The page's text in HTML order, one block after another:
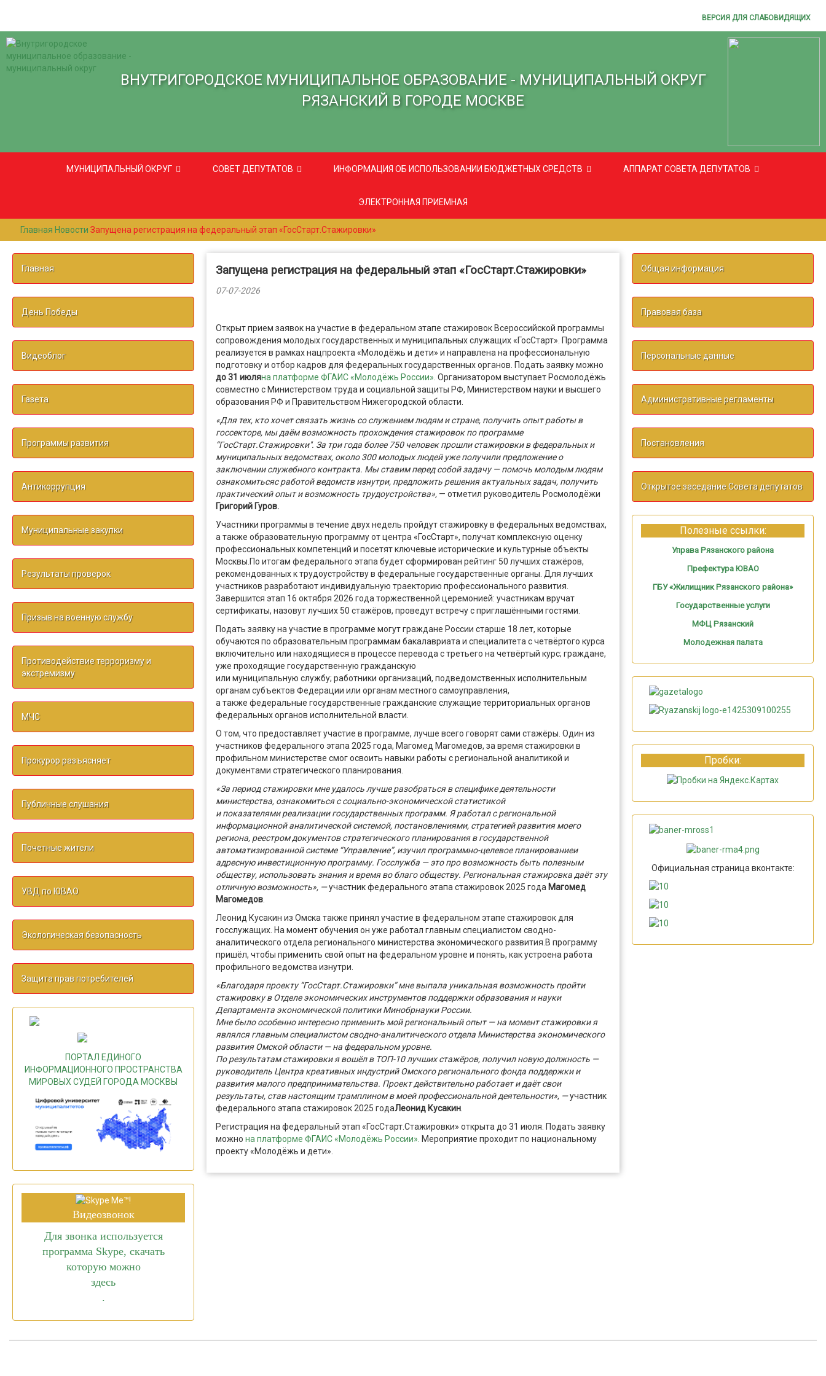
ВЕРСИЯ ДЛЯ СЛАБОВИДЯЩИХ
ВНУТРИГОРОДСКОЕ МУНИЦИПАЛЬНОЕ ОБРАЗОВАНИЕ - МУНИЦИПАЛЬНЫЙ ОКРУГ
РЯЗАНСКИЙ В ГОРОДЕ МОСКВЕ
МУНИЦИПАЛЬНЫЙ ОКРУГ СОВЕТ ДЕПУТАТОВ ИНФОРМАЦИЯ ОБ ИСПОЛЬЗОВАНИИ БЮДЖЕТНЫХ СРЕДСТВ АППАРАТ СОВЕТА ДЕПУТАТОВ
ЭЛЕКТРОННАЯ ПРИЕМНАЯ
Главная Новости Запущена регистрация на федеральный этап «ГосСтарт.Стажировки»
Главная
День Победы
Видеоблог
Газета
Программы развития
Антикоррупция
Муниципальные закупки
Результаты проверок
Призыв на военную службу
Противодействие терроризму и
экстремизму
МЧС
Прокурор разъясняет
Публичные слушания
Почетные жители
УВД по ЮВАО
Экологическая безопасность
Защита прав потребителей
ПОРТАЛ ЕДИНОГО
ИНФОРМАЦИОННОГО ПРОСТРАНСТВА
МИРОВЫХ СУДЕЙ ГОРОДА МОСКВЫ
Видеозвонок
Для звонка используется
программа Skype, скачать
которую можно
здесь
.
Запущена регистрация на федеральный этап «ГосСтарт.Стажировки»
07-07-2026
Открыт прием заявок на участие в федеральном этапе стажировок Всероссийской программы
сопровождения молодых государственных и муниципальных служащих «ГосСтарт». Программа
реализуется в рамках нацпроекта «Молодёжь и дети» и направлена на профессиональную
подготовку и отбор кадров для федеральных государственных органов. Подать заявку можно
до 31 июляна платформе ФГАИС «Молодёжь России». Организатором выступает Росмолодёжь
совместно с Министерством труда и социальной защиты РФ, Министерством науки и высшего
образования РФ и Правительством Нижегородской области.
«Для тех, кто хочет связать жизнь со служением людям и стране, получить опыт работы в
госсекторе, мы даём возможность прохождения стажировок по программе
“ГосСтарт.Стажировки". За три года более 750 человек прошли стажировки в федеральных и
муниципальных ведомствах, около 300 молодых людей уже получили предложение о
заключении служебного контракта. Мы ставим перед собой задачу — помочь молодым людям
ознакомитьсяс работой ведомств изнутри, предложить решения актуальных задач, получить
практический опыт и возможность трудоустройства», — отметил руководитель Росмолодёжи
Григорий Гуров.
Участники программы в течение двух недель пройдут стажировку в федеральных ведомствах,
а также образовательную программу от центра «ГосСтарт», получат комплексную оценку
профессиональных компетенций и посетят ключевые исторические и культурные объекты
Москвы.По итогам федерального этапа будет сформирован рейтинг 50 лучших стажёров,
рекомендованных к трудоустройству в федеральные государственные органы. Для лучших
участников разработают индивидуальную траекторию профессионального развития.
Завершится этап 16 октября 2026 года торжественной церемонией: участникам вручат
сертификаты, назовут лучших 50 стажёров, проведут встречу с приглашёнными гостями.
Подать заявку на участие в программе могут граждане России старше 18 лет, которые
обучаются по образовательным программам бакалавриата и специалитета с четвёртого курса
включительно или находящиеся в процессе перевода с третьего на четвёртый курс; граждане,
уже проходящие государственную гражданскую
или муниципальную службу; работники организаций, подведомственных исполнительным
органам субъектов Федерации или органам местного самоуправления,
а также федеральные государственные гражданские служащие территориальных органов
федеральных органов исполнительной власти.
О том, что предоставляетучастие в программе, лучше всего говорят сами стажёры. Один из
участников федерального этапа 2025 года, Магомед Магомедов, за время стажировки в
профильном министерстве смог освоить навыки работы с региональной аналитикой и
документами стратегического планирования.
«За период стажировки мне удалось лучше разобраться в специфике деятельности
министерства, ознакомиться с социально-экономической статистикой
и показателями реализации государственных программ. Я работал с региональной
информационной аналитической системой, постановлениями, стратегией развития моего
региона, реестром документов стратегического планирования в государственной
автоматизированной системе “Управление”, изучил программно-целевое планированиеи
адресную инвестиционную программу. Госслужба — это про возможность быть полезным
обществу, использовать знания и время во благо обществу. Региональная стажировка даёт эту
отличную возможность», —участник федерального этапа стажировок 2025 года Магомед
Магомедов.
Леонид Кусакин из Омска также принял участие в федеральном этапе стажировок для
госслужащих. На момент обучения он уже работал главным специалистом сводно-
аналитического отдела регионального министерства экономического развития.В программу
пришёл, чтобы применить свой опыт на федеральном уровне и понять, как устроена работа
профильного ведомства изнутри.
«Благодаря проекту “ГосСтарт.Стажировки”мне выпала уникальная возможность пройти
стажировку в Отделе экономических инструментов поддержки образования и науки
Департамента экономической политики Минобрнауки России.
Мне было особенно интересно применить мой региональный опыт — на момент стажировки я
являлся главным специалистом сводно-аналитического отдела Министерства экономического
развития Омской области — на федеральном уровне.
По результатам стажировки я вошёл в ТОП-10 лучших стажёров, получил новую должность —
руководитель Центра креативных индустрий Омского регионального фонда поддержки и
развития малого предпринимательства. Проект действительно работает и даёт свои
результаты, став настоящим трамплином в моей профессиональной деятельности», —участник
федерального этапа стажировок 2025 годаЛеонид Кусакин.
Регистрация на федеральный этап «ГосСтарт.Стажировки» открыта до 31 июля. Подать заявку
можно на платформе ФГАИС «Молодёжь России». Мероприятие проходит по национальному
проекту «Молодёжь и дети».
Общая информация
Правовая база
Персональные данные
Административные регламенты
Постановления
Открытое заседание Совета депутатов
Полезные ссылки:
Управа Рязанского района
Префектура ЮВАО
ГБУ «Жилищник Рязанского района»
Государственные услуги
МФЦ Рязанский
Молодежная палата
Пробки:
Официальная страница вконтакте: